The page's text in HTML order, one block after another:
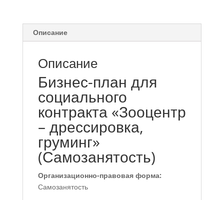
Описание
Описание
Бизнес-план для
социального
контракта «Зооцентр
– дрессировка,
груминг»
(Самозанятость)
Организационно-правовая форма:
Самозанятость